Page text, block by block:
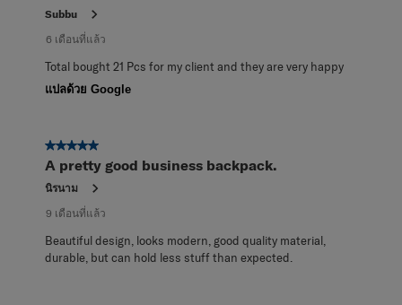
วิจารณ์
Subbu
6 เดือนที่แล้ว
Total bought 21 Pcs for my client and they are very happy
แปลด้วย Google
5 จาก 5 ดาว
A pretty good business backpack.
นิรนาม
9 เดือนที่แล้ว
Beautiful design, looks modern, good quality material,
durable, but can hold less stuff than expected.